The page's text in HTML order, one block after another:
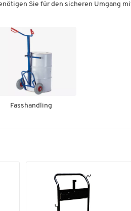
Sie für den sicheren Umgang
Fasshandling